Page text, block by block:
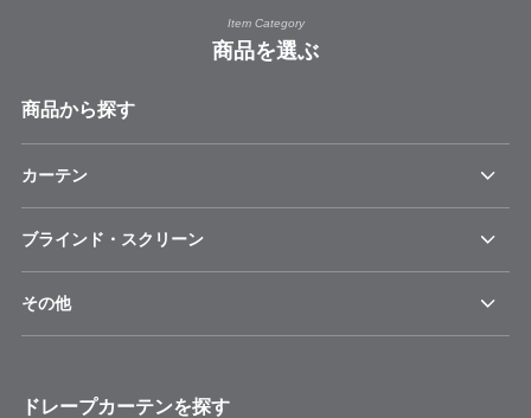
Item Category
商品を選ぶ
商品から探す
カーテン
ブラインド・スクリーン
その他
ドレープカーテンを探す